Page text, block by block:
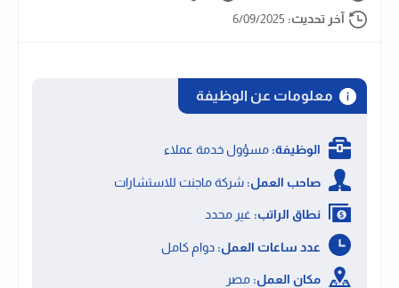
آخر تحديث: 6/09/2025
معلومات عن الوظيفة
الوظيفة: مسؤول خدمة عملاء
صاحب العمل: شركة ماجنت للاستشارات
نطاق الراتب: غير محدد
عدد ساعات العمل: دوام كامل
مكان العمل: مصر